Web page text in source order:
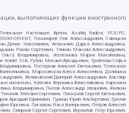
выполняющих функции иностранного
Настоящее Время, Azatliq Radiosi, PCE/PC,
ORIENT, Пономарев Лев Александрович, Савицкая
Денис Николаевич, Апахончич Дарья Александровна,
Роман Сергеевич, Гликин Максим Александрович,
Владимировна, Железнова Мария Михайловна,
Insider SIA, Рубин Михаил Аркадьевич, Гройсман Софья
Постернак Алексей Евгеньевич, Телеканал
Мароховская Алеся Алексеевна, Долинина
Великовский Дмитрий Александрович, Альтаир
иноагенты, Каткова Вероника Вячеславовна, Карезина
Владимировна, Лютов Александр Иванович, Жилкин
Михаил Сергеевич, Пискунов Сергей Евгеньевич,
Аркадий Ефимович, Гурман Юрий Альбертович, Грезев
Юрьевна, Пигалкин Илья Валерьевич, Петров Алексей
Смирнов Сергей Сергеевич, Верзилов Петр Юрьевич,